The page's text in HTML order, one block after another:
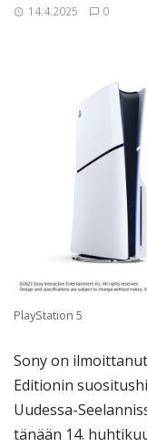
14.4.2025 0
PlayStation 5
Sony on
Editionin
Uudessa-
tänään 14.